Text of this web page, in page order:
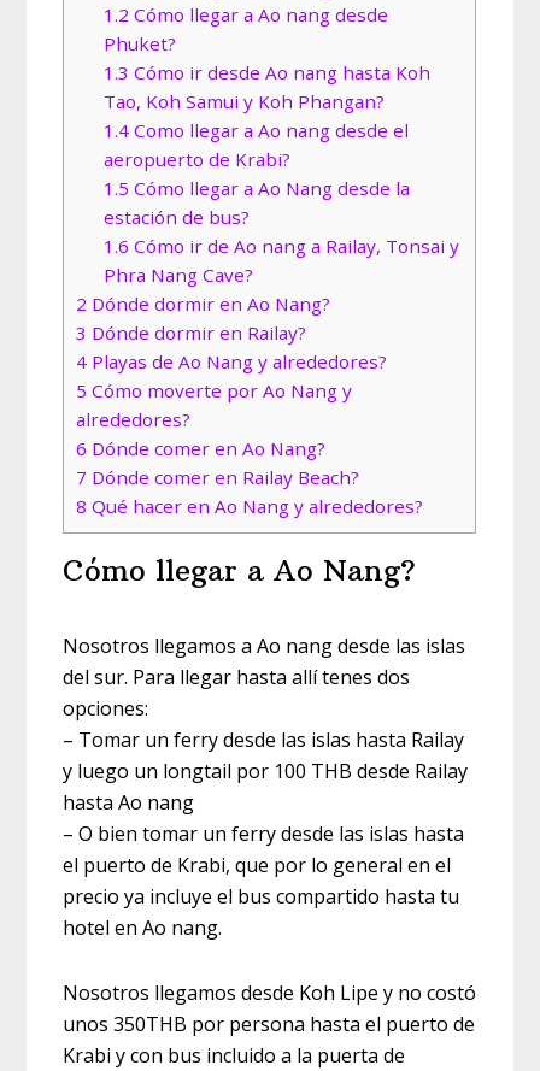
1.2 Cómo llegar a Ao nang desde
Phuket?
1.3 Cómo ir desde Ao nang hasta Koh
Tao, Koh Samui y Koh Phangan?
1.4 Como llegar a Ao nang desde el
aeropuerto de Krabi?
1.5 Cómo llegar a Ao Nang desde la
estación de bus?
1.6 Cómo ir de Ao nang a Railay, Tonsai y
Phra Nang Cave?
2 Dónde dormir en Ao Nang?
3 Dónde dormir en Railay?
4 Playas de Ao Nang y alrededores?
5 Cómo moverte por Ao Nang y
alrededores?
6 Dónde comer en Ao Nang?
7 Dónde comer en Railay Beach?
8 Qué hacer en Ao Nang y alrededores?
Cómo llegar a Ao Nang?
Nosotros llegamos a Ao nang desde las islas
del sur. Para llegar hasta allí tenes dos
opciones:
– Tomar un ferry desde las islas hasta Railay
y luego un longtail por 100 THB desde Railay
hasta Ao nang
– O bien tomar un ferry desde las islas hasta
el puerto de Krabi, que por lo general en el
precio ya incluye el bus compartido hasta tu
hotel en Ao nang.
Nosotros llegamos desde Koh Lipe y no costó
unos 350THB por persona hasta el puerto de
Krabi y con bus incluido a la puerta de